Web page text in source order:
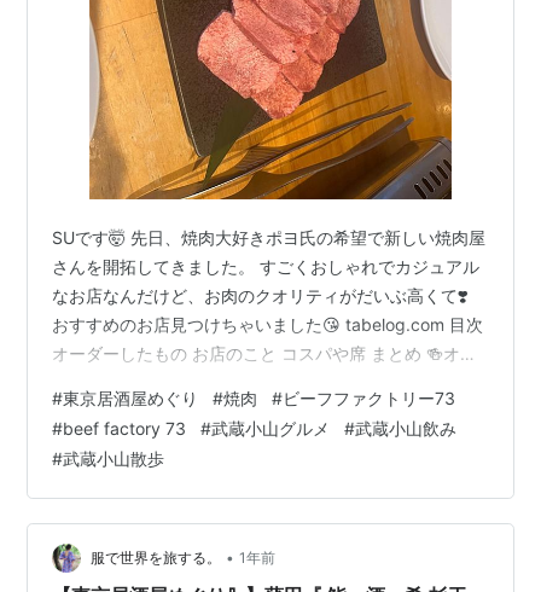
SUです🤯 先日、焼肉大好きポヨ氏の希望で新しい焼肉屋
さんを開拓してきました。 すごくおしゃれでカジュアル
なお店なんだけど、お肉のクオリティがだいぶ高くて❣️
おすすめのお店見つけちゃいました😘 tabelog.com 目次
オーダーしたもの お店のこと コスパや席 まとめ 🍻オー
ないです。 肉は選りすぐり系🥩 もちろんまずはビール♪
香るエール🍺すきです🤍 私たちが最初に必ず頼むのはタ
ン！ポヨ氏の大好物なもんで😅 上たん塩 ¥2180 味ネギ
も一緒に頼みました。 ネギと一緒が絶対美味しいよね✌🏻
肉厚で美味しいタンでございました🤍 …
#東京居酒屋めぐり #焼肉 #ビーフファクトリー73
#beef factory 73 #武蔵小山グルメ #武蔵小山飲み
#武蔵小山散歩
服で世界を旅する。 • 1年前